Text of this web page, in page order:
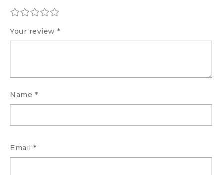
Your review *
Name *
Email *